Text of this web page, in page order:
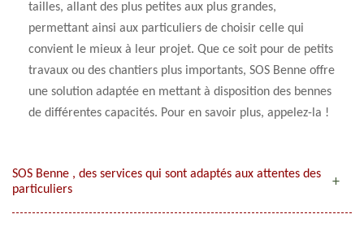
tailles, allant des plus petites aux plus grandes,
permettant ainsi aux particuliers de choisir celle qui
convient le mieux à leur projet. Que ce soit pour de petits
travaux ou des chantiers plus importants, SOS Benne offre
une solution adaptée en mettant à disposition des bennes
de différentes capacités. Pour en savoir plus, appelez-la !
SOS Benne , des services qui sont adaptés aux attentes des
particuliers